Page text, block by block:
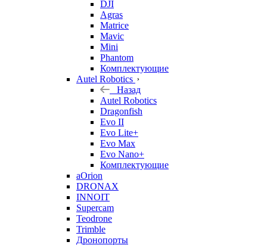
DJI
Agras
Matrice
Mavic
Mini
Phantom
Комплектующие
Autel Robotics
Назад
Autel Robotics
Dragonfish
Evo II
Evo Lite+
Evo Max
Evo Nano+
Комплектующие
aOrion
DRONAX
INNOIT
Supercam
Teodrone
Trimble
Дронопорты